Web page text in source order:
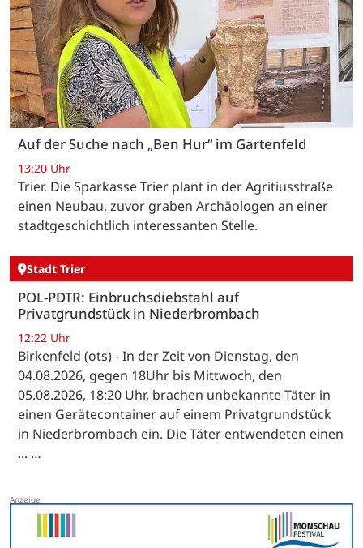
Auf der Suche nach „Ben Hur“ im Gartenfeld
13:20 Uhr
Trier. Die Sparkasse Trier plant in der Agritiusstraße
einen Neubau, zuvor graben Archäologen an einer
stadtgeschichtlich interessanten Stelle.
Stadt Trier
POL-PDTR: Einbruchsdiebstahl auf
Privatgrundstück in Niederbrombach
12:22 Uhr
Birkenfeld (ots) - In der Zeit von Dienstag, den
04.08.2026, gegen 18Uhr bis Mittwoch, den
05.08.2026, 18:20 Uhr, brachen unbekannte Täter in
einen Gerätecontainer auf einem Privatgrundstück
in Niederbrombach ein. Die Täter entwendeten einen
... …